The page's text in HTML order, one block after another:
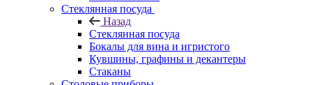
Стеклянная посуда
Назад
Стеклянная посуда
Бокалы для вина и игристого
Кувшины, графины и декантеры
Стаканы